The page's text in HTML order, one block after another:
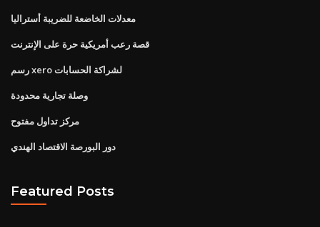
معدلات الخاضعة للضريبة أستراليا
قصة رعب أمريكية حرة على الإنترنت
رسم xero لشراكة الحسابات
وصلة تجارية محدودة
مركز تداول مفتوح
دور البورصة الاقتصاد الهندي
Featured Posts